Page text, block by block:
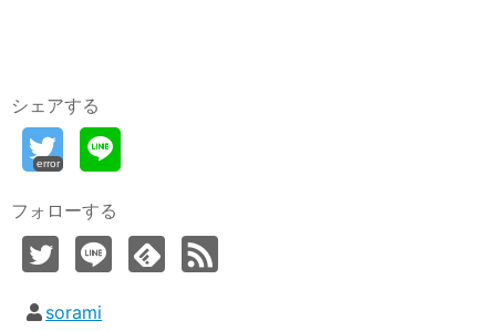
シェアする
error
フォローする
sorami